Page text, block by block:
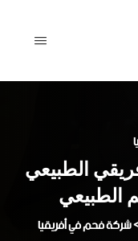
الطبيعي
الطبيعي
شركة فحم في أفريقيا